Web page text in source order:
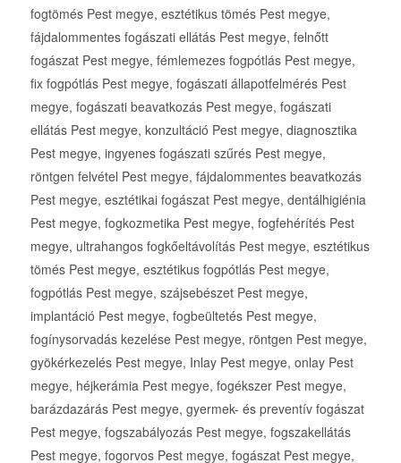
fogtömés Pest megye, esztétikus tömés Pest megye,
fájdalommentes fogászati ellátás Pest megye, felnőtt
fogászat Pest megye, fémlemezes fogpótlás Pest megye,
fix fogpótlás Pest megye, fogászati állapotfelmérés Pest
megye, fogászati beavatkozás Pest megye, fogászati
ellátás Pest megye, konzultáció Pest megye, diagnosztika
Pest megye, ingyenes fogászati szűrés Pest megye,
röntgen felvétel Pest megye, fájdalommentes beavatkozás
Pest megye, esztétikai fogászat Pest megye, dentálhigiénia
Pest megye, fogkozmetika Pest megye, fogfehérítés Pest
megye, ultrahangos fogkőeltávolítás Pest megye, esztétikus
tömés Pest megye, esztétikus fogpótlás Pest megye,
fogpótlás Pest megye, szájsebészet Pest megye,
implantáció Pest megye, fogbeültetés Pest megye,
fogínysorvadás kezelése Pest megye, röntgen Pest megye,
gyökérkezelés Pest megye, Inlay Pest megye, onlay Pest
megye, héjkerámia Pest megye, fogékszer Pest megye,
barázdazárás Pest megye, gyermek- és preventív fogászat
Pest megye, fogszabályozás Pest megye, fogszakellátás
Pest megye, fogorvos Pest megye, fogászat Pest megye,